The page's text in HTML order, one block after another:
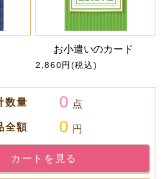
お小遣いのカード
2,860円(税込)
数量 0 点
全額 0 円
カートを見る